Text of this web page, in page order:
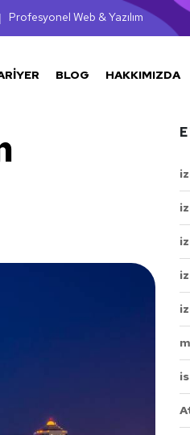
| Profesyonel Web & Yazılım
BLOG HAKKIMIZDA